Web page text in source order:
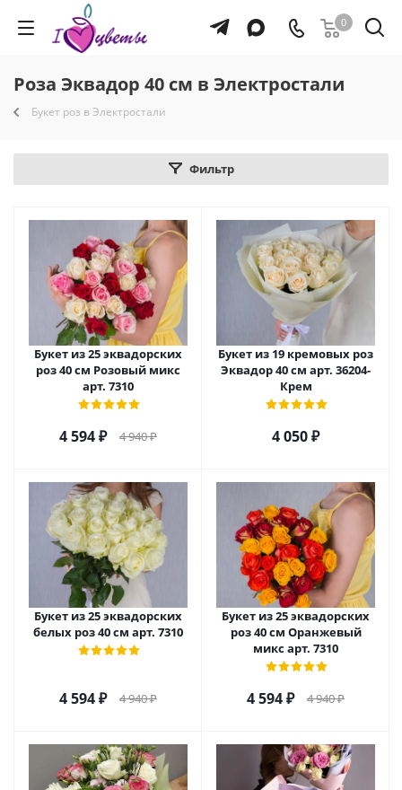
0
Роза Эквадор 40 см в Электростали
Букет роз в Электростали
Фильтр
Букет из 25 эквадорских
роз 40 см Розовый микс
арт. 7310
4 594₽ 4 940₽
Букет из 19 кремовых роз
Эквадор 40 см арт. 36204-
Крем
4 050₽
Букет из 25 эквадорских
белых роз 40 см арт. 7310
4 594₽ 4 940₽
Букет из 25 эквадорских
роз 40 см Оранжевый
микс арт. 7310
4 594₽ 4 940₽